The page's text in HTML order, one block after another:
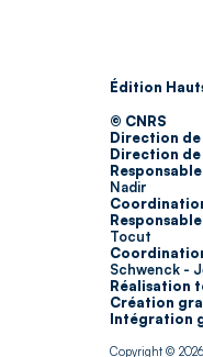
Édition
© CNRS
Direction
Direction
Nadir
Tocut
Schwenck -
Réalisation
Création
Intégration
Copyright ©